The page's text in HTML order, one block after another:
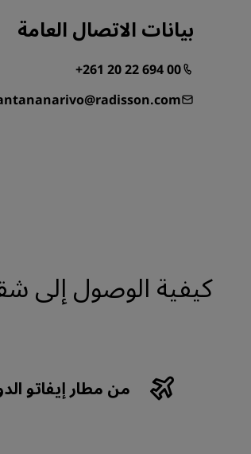
بيانات الاتصال العامة
+261 20 22 694 00
كيفية الوصول إلى
من مطار إيفاتو